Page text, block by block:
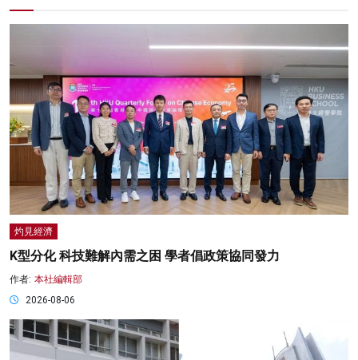
灼見經濟
K型分化 科技難解內需之困 學者倡政策協同發力
作者: 本社編輯部
2026-08-06